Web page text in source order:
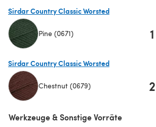
Sirdar Country Classic Worsted
Pine (0671) 1
Sirdar Country Classic Worsted
Chestnut (0679) 2
Werkzeuge & Sonstige Vorräte